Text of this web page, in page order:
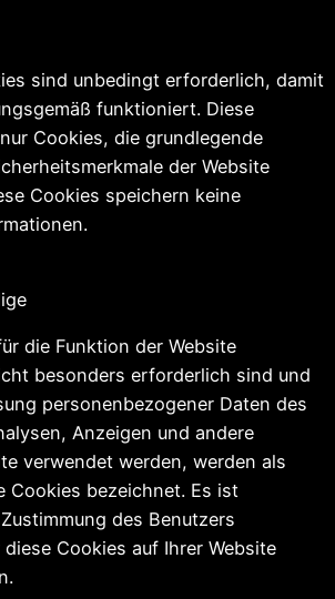
sind unbedingt erforderlich, damit
funktioniert. Diese
Cookies, die grundlegende
der Website
Cookies speichern keine
die Funktion der Website
besonders erforderlich sind und
personenbezogener Daten des
Anzeigen und andere
verwendet werden, werden als
Cookies bezeichnet. Es ist
des Benutzers
Cookies auf Ihrer Website